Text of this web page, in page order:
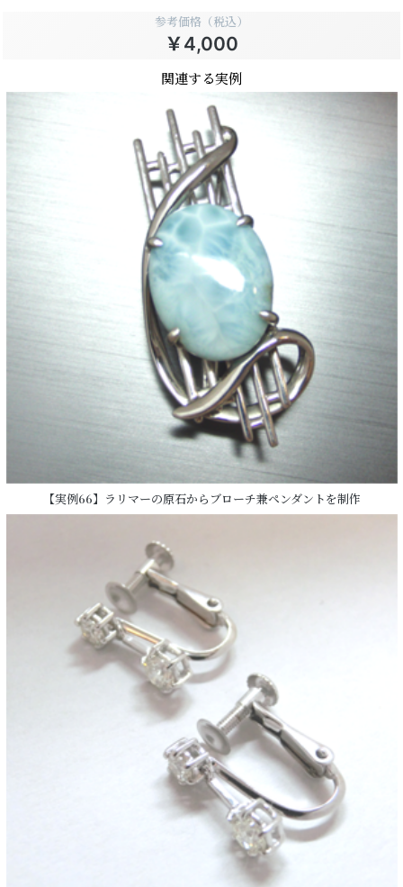
参考価格（税込）
￥4,000
関連する実例
【実例66】ラリマーの原石からブローチ兼ペンダントを制作